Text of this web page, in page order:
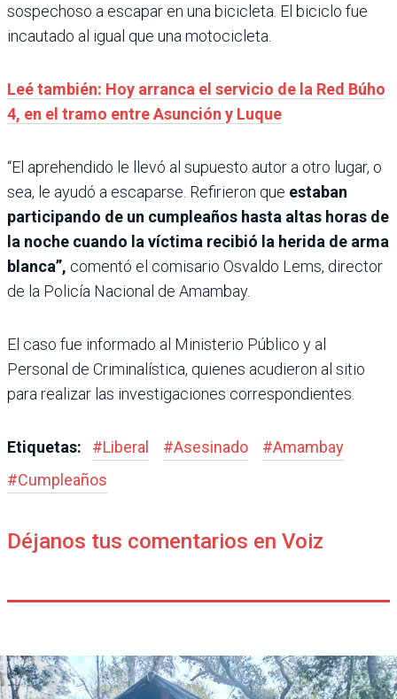
sospechoso a escapar en una bicicleta. El biciclo fue
incautado al igual que una motocicleta.
Leé también: Hoy arranca el servicio de la Red Búho
4, en el tramo entre Asunción y Luque
“El aprehendido le llevó al supuesto autor a otro lugar, o
sea, le ayudó a escaparse. Refirieron que estaban
participando de un cumpleaños hasta altas horas de
la noche cuando la víctima recibió la herida de arma
blanca”, comentó el comisario Osvaldo Lems, director
de la Policía Nacional de Amambay.
El caso fue informado al Ministerio Público y al
Personal de Criminalística, quienes acudieron al sitio
para realizar las investigaciones correspondientes.
Etiquetas: #Liberal #Asesinado #Amambay
#Cumpleaños
Déjanos tus comentarios en Voiz